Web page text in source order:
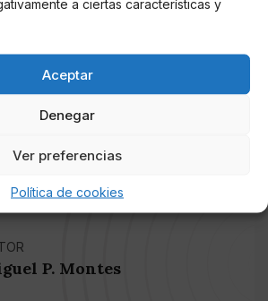
a ciertas características y
Aceptar
Denegar
Ver preferencias
Política de cookies
-igualado con Más Madrid, que
profunda reflexión y desilusión.
socialista era todo un poema.
de abrir los espacios para un
Gabilondo.
P. Montes